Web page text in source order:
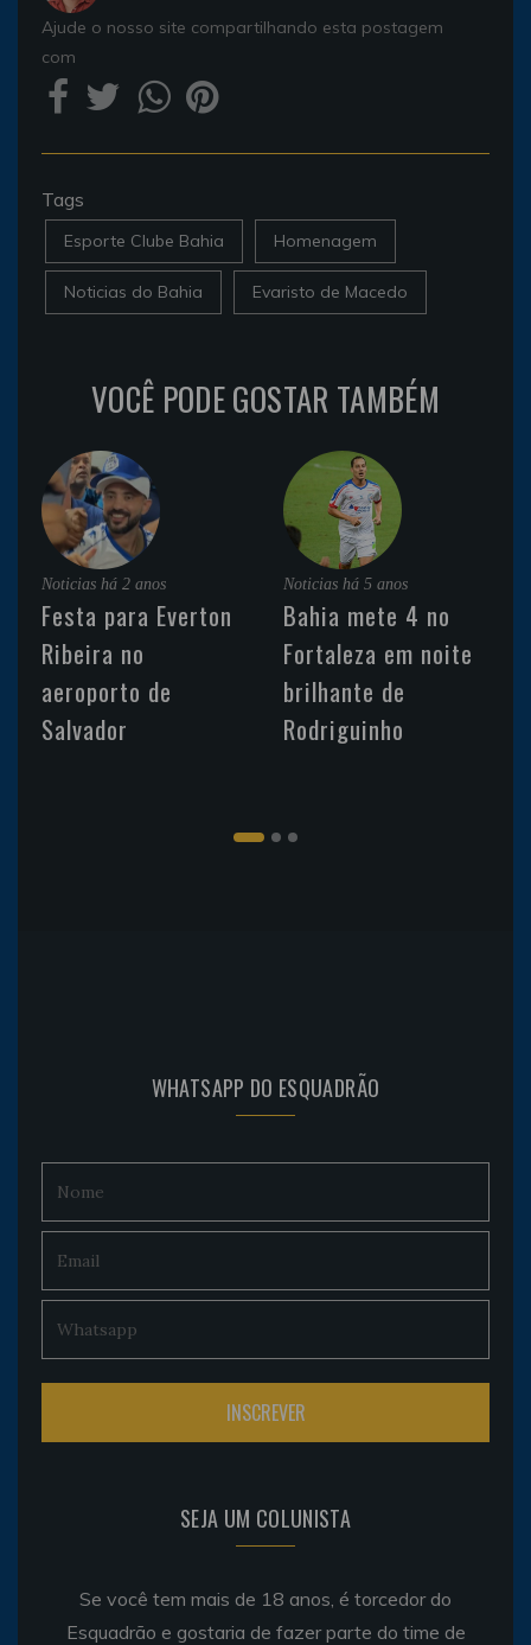
Ajude o nosso site compartilhando esta postagem
com
Tags
Esporte Clube Bahia Homenagem
Noticias do Bahia Evaristo de Macedo
VOCÊ PODE GOSTAR TAMBÉM
Noticias há 2 anos
Festa para Everton
Ribeira no
aeroporto de
Salvador
Noticias há 5 anos
Bahia mete 4 no
Fortaleza em noite
brilhante de
Rodriguinho
WHATSAPP DO ESQUADRÃO
SEJA UM COLUNISTA
Se você tem mais de 18 anos, é torcedor do
Esquadrão e gostaria de fazer parte do time de